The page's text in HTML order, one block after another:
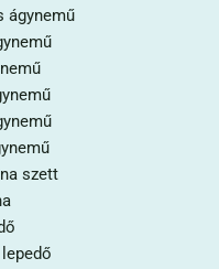
ágynemű
szett